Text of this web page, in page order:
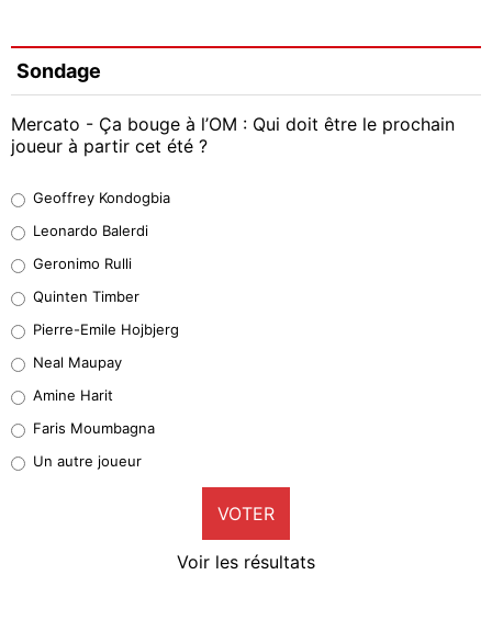
Sondage
Mercato - Ça bouge à l’OM : Qui doit être le prochain
joueur à partir cet été ?
38%
32%
5%
1%
9%
Geoffrey Kondogbia
Leonardo Balerdi
Geronimo Rulli
Quinten Timber
Pierre-Emile Hojbjerg
Neal Maupay
Amine Harit
Faris Moumbagna
Un autre joueur
VOTER
Voir les résultats